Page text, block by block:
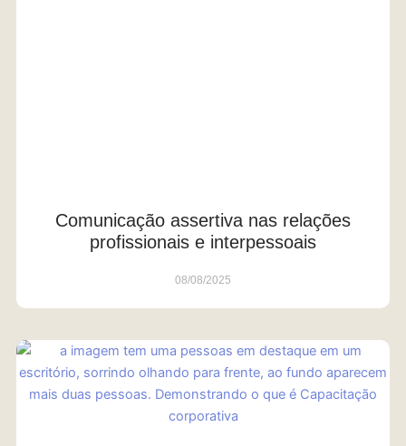
Comunicação assertiva nas relações
profissionais e interpessoais
08/08/2025